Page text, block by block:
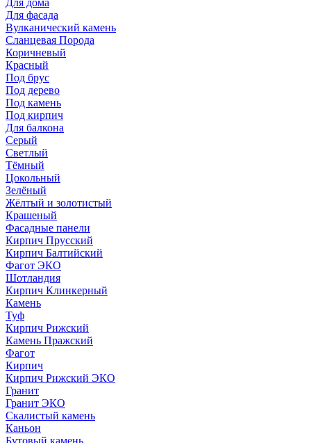
Для дома
Для фасада
Вулканический камень
Сланцевая Порода
Коричневый
Красный
Под брус
Под дерево
Под камень
Под кирпич
Для балкона
Серый
Светлый
Тёмный
Цокольный
Зелёный
Жёлтый и золотистый
Крашеный
Фасадные панели
Кирпич Прусский
Кирпич Балтийский
Фагот ЭКО
Шотландия
Кирпич Клинкерный
Камень
Туф
Кирпич Рижский
Камень Пражский
Фагот
Кирпич
Кирпич Рижский ЭКО
Гранит
Гранит ЭКО
Скалистый камень
Каньон
Бутовый камень